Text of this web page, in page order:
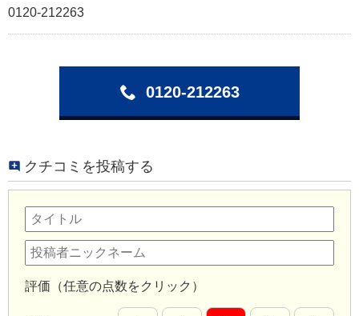
0120-212263
0120-212263
クチコミを投稿する
評価（任意の点数をクリック）